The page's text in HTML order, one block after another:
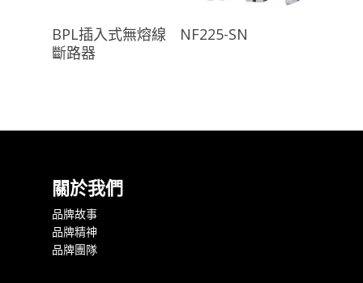
查看內容
BPL插入式無熔線
斷路器
NF225-SN
關於我們
品牌故事
品牌精神
品牌團隊